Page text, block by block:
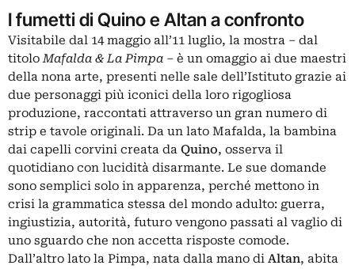
I fumetti di Quino e Altan a confronto
Visitabile dal 14 maggio all’11 luglio, la mostra – dal
titoloMafalda & La Pimpa – è un omaggio ai due maestri
della nona arte, presenti nelle sale dell’Istituto grazie ai
due personaggi più iconici della loro rigogliosa
produzione, raccontati attraverso un gran numero di
strip e tavole originali. Da un lato Mafalda, la bambina
dai capelli corvini creata da Quino, osserva il
quotidiano con lucidità disarmante. Le sue domande
sono semplici solo in apparenza, perché mettono in
crisi la grammatica stessa del mondo adulto: guerra,
ingiustizia, autorità, futuro vengono passati al vaglio di
uno sguardo che non accetta risposte comode.
Dall’altro lato la Pimpa, nata dalla mano di Altan, abita